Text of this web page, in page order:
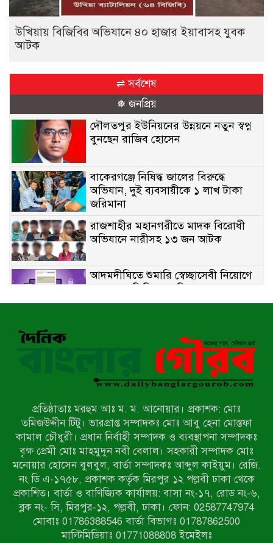
উখিয়ায় বিজিবির অভিযানে ৪০ হাজার ইয়াবাসহ যুবক
আটক
⇌ সর্বশেষ
❅ জনপ্রিয়
দৌলতপুর ইউনিয়নের উন্নয়নে নতুন স্বপ্ন
বুনছেন রাজিব হোসেন
বাকেরগঞ্জে নিষিদ্ধ জালের বিরুদ্ধে
অভিযান, দুই ব্যবসায়ীকে ১ লাখ টাকা
জরিমানা
রাজশাহীর মহানগরীতে মাদক বিরোধী
অভিযানে নারীসহ ১৩ জন আটক
আদমদীঘিতে শুমারি স্বেচ্ছাসেবী নিয়োগে
যোগ্যতার ভিত্তিতে তালিকা প্রকাশ;
নির্বাচিতদের আ.লীগ ট্যাগে প্রচারণা
নেওয়ার হুমকি দিলেন দোড়া মাদরাসার
পরিচয় দেওয়া সভাপতি
উখিয়ায় বিজিবির অভিযানে ৪০ হাজার
ইয়াবাসহ যুবক আটক
পোরশায় ৭ মাসে ১৯ জনের অপমৃত্যু,
শীর্ষে আত্মহত্যা
হিন্দু বৌদ্ধ খ্রিস্টান কল্যাণ ফ্রন্টের
নীলফামারী কমিটি নিয়ে প্রশ্ন, প্রতিবাদে
সদস্য সচিব
দরিয়ানগরে প্যারাসেইলিং দুর্ঘটনায় পর্যটক
নিহত: হত্যা মামলার প্রধান আসামি ঢাকায়
প্রতিষ্ঠাতাঃ মরহুম আঃ ম. ম. আনোয়ার। প্রকাশক: মোঃ
তমিজউদ্দীন টিটু। ভারপ্রাপ্ত সম্পাদকঃ মোঃ আবু হেনা মোস্তফা
কামাল চৌধুরী। প্রধান নির্বাহী সম্পাদক ও ব্যবস্থাপনা সম্পাদকঃ
বৃক্ষ প্রেমী মোঃ মাহমুদুন নবী বেলাল। সহকারী সম্পাদক মোঃ
মনোয়ার হোসেন বুলবুল, বার্তা সম্পাদকঃ আব্দুল কাইয়ুম। রেজি.
নং ডি এ-১৭৫৮, প্রকাশক কর্তৃক মিরপুর ১২ পল্লবী ঢাকা থেকে
প্রকাশিত। বার্তা ও বাণিজ্যিক কার্যালয়: বাসা নং-১৭, রোড নং-৬,
ব্লক নং- সি, মিরপুর-১২, পল্লবী, ঢাকা। ফোন: 02587747974
মোবাঃ 01786388546 বার্তা বিভাগঃ 01787862500
মাল্টিমিডিয়াঃ 01771088808 ইমেইলঃ